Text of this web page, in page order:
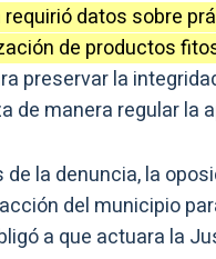
datos sobre
de productos
preservar la
de manera regular la
de la denuncia, la
del municipio
a que actuara la